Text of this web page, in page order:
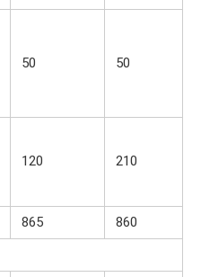
50 50
120 210
865
860